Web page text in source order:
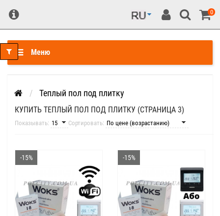
0
Меню
Теплый пол под плитку
КУПИТЬ ТЕПЛЫЙ ПОЛ ПОД ПЛИТКУ (СТРАНИЦА 3)
Показывать: Сортировать:
-15% -15%